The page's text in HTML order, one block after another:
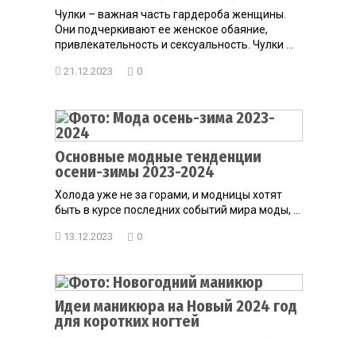
Чулки – важная часть гардероба женщины.
Они подчеркивают ее женское обаяние,
привлекательность и сексуальность. Чулки ...
21.12.2023 0
Основные модные тенденции
осени-зимы 2023-2024
Холода уже не за горами, и модницы хотят
быть в курсе последних событий мира моды, ...
13.12.2023 0
Идеи маникюра на Новый 2024 год
для коротких ногтей